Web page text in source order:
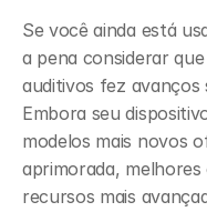
Se você ainda está
a pena considerar
auditivos fez avanços
Embora seu
modelos mais novos
aprimorada,
recursos mais